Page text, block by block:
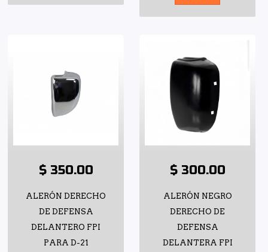
$ 350.00
ALERÓN DERECHO
DE DEFENSA
DELANTERO FPI
PARA D-21
$ 300.00
ALERÓN NEGRO
DERECHO DE
DEFENSA
DELANTERA FPI